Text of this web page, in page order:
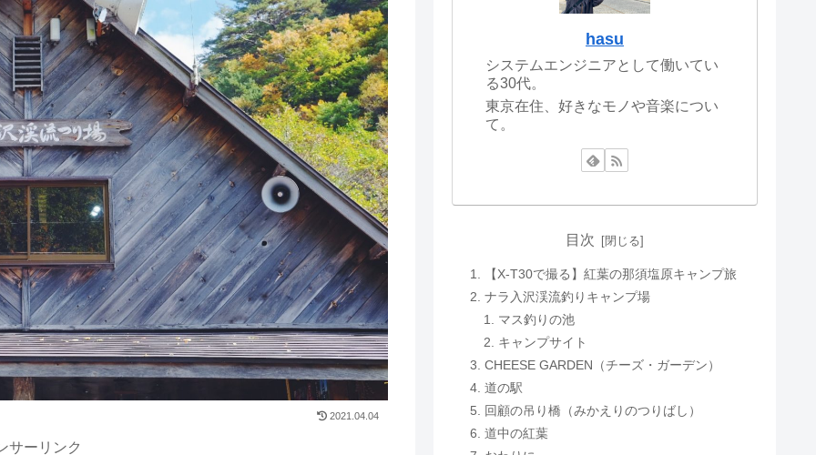
2021.04.04
サーリンク
hasu
システムエンジニアとして働いてい
る30代。
東京在住、好きなモノや音楽につい
て。
目次
【X-T30で撮る】紅葉の那須塩原キャンプ旅
ナラ入沢渓流釣りキャンプ場
マス釣りの池
キャンプサイト
CHEESE GARDEN（チーズ・ガーデン）
道の駅
回顧の吊り橋（みかえりのつりばし）
道中の紅葉